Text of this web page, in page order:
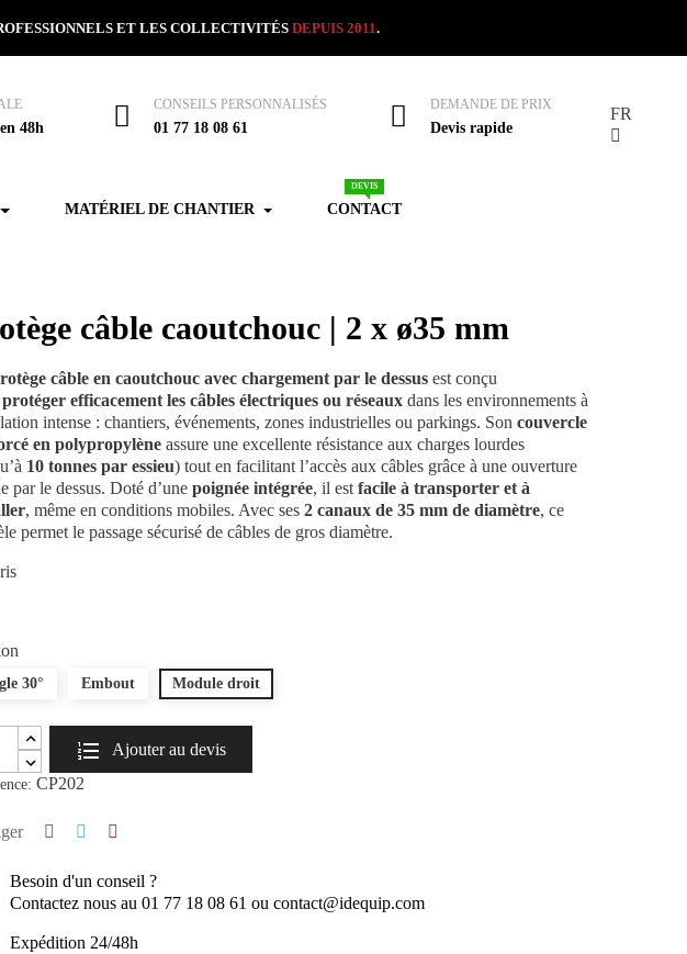
ET LES COLLECTIVITÉS DEPUIS 2011.
48h
CONSEILS PERSONNALISÉS
01 77 18 08 61
DEMANDE DE PRIX
Devis rapide
FR
MATÉRIEL DE CHANTIER CONTACT
DEVIS
câble caoutchouc | 2 x ø35 mm
câble en caoutchouc avec chargement par le dessus est conçu
protéger efficacement les câbles électriques ou réseaux dans les environnements à
intense : chantiers, événements, zones industrielles ou parkings. Son couvercle
en polypropylène assure une excellente résistance aux charges lourdes
10 tonnes par essieu) tout en facilitant l’accès aux câbles grâce à une ouverture
par le dessus. Doté d’une poignée intégrée, il est facile à transporter et à
, même en conditions mobiles. Avec ses 2 canaux de 35 mm de diamètre, ce
permet le passage sécurisé de câbles de gros diamètre.
30° Embout Module droit
Ajouter au devis
CP202
Besoin d'un conseil ?
Contactez nous au 01 77 18 08 61 ou contact@idequip.com
Expédition 24/48h